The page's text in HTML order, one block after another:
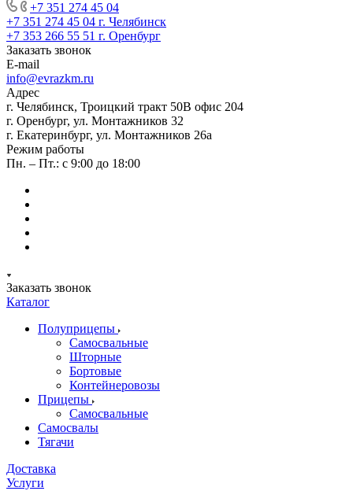
+7 351 274 45 04
+7 351 274 45 04 г. Челябинск
+7 353 266 55 51 г. Оренбург
Заказать звонок
E-mail
info@evrazkm.ru
Адрес
г. Челябинск, Троицкий тракт 50В офис 204
г. Оренбург, ул. Монтажников 32
г. Екатеринбург, ул. Монтажников 26а
Режим работы
Пн. – Пт.: с 9:00 до 18:00
Заказать звонок
Каталог
Полуприцепы
Самосвальные
Шторные
Бортовые
Контейнеровозы
Прицепы
Самосвальные
Самосвалы
Тягачи
Доставка
Услуги